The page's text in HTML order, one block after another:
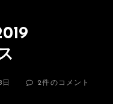
夜
2件のコメント